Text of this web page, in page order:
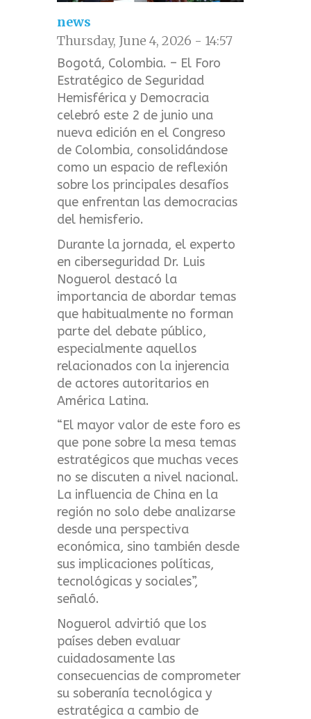
news
Thursday, June 4, 2026 - 14:57
Bogotá, Colombia. – El Foro
Estratégico de Seguridad
Hemisférica y Democracia
celebró este 2 de junio una
nueva edición en el Congreso
de Colombia, consolidándose
como un espacio de reflexión
sobre los principales desafíos
que enfrentan las democracias
del hemisferio.
Durante la jornada, el experto
en ciberseguridad Dr. Luis
Noguerol destacó la
importancia de abordar temas
que habitualmente no forman
parte del debate público,
especialmente aquellos
relacionados con la injerencia
de actores autoritarios en
América Latina.
“El mayor valor de este foro es
que pone sobre la mesa temas
estratégicos que muchas veces
no se discuten a nivel nacional.
La influencia de China en la
región no solo debe analizarse
desde una perspectiva
económica, sino también desde
sus implicaciones políticas,
tecnológicas y sociales”,
señaló.
Noguerol advirtió que los
países deben evaluar
cuidadosamente las
consecuencias de comprometer
su soberanía tecnológica y
estratégica a cambio de